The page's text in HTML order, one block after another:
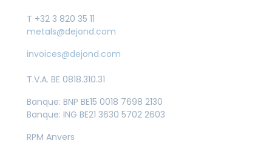
T +32 3 820 35 11
metals@dejond.com
invoices@dejond.com
T.V.A. BE 0818.310.31
Banque: BNP BE15 0018 7698 2130
Banque: ING BE21 3630 5702 2603
RPM Anvers